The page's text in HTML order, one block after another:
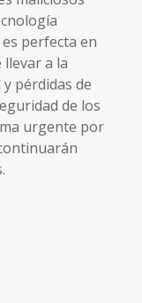
perfecta en
a la
pérdidas de
de los
urgente por